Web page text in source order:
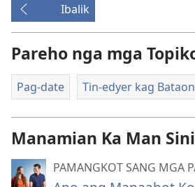
Ibalik
Pareho nga mga
Pag-date Tin-edyer kag
Manamian Ka Man Sini
PAMANGKOT SANG MGA